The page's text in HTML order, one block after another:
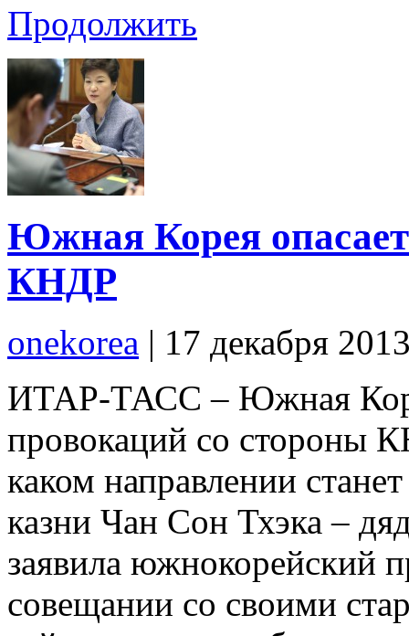
Продолжить
Южная Корея
КНДР
onekorea | 17 декабря
ИТАР-ТАСС – Южная
провокаций со стороны
каком направлении
казни Чан Сон Тхэка –
заявила южнокорейский
совещании со своими